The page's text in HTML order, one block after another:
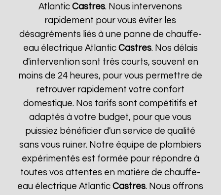
AtlanticCastres. Nous intervenons
rapidement pour vous éviter les
désagréments liés à une panne de chauffe-
eau électrique Atlantic Castres. Nos délais
d'intervention sont très courts, souvent en
moins de 24 heures, pour vous permettre de
retrouver rapidement votre confort
domestique. Nos tarifs sont compétitifs et
adaptés à votre budget, pour que vous
puissiez bénéficier d'un service de qualité
sans vous ruiner. Notre équipe de plombiers
expérimentés est formée pour répondre à
toutes vos attentes en matière de chauffe-
eau électrique AtlanticCastres. Nous offrons